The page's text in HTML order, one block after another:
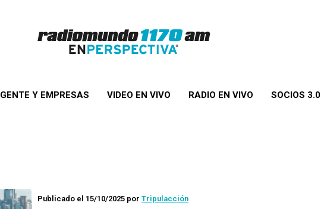
GENTE Y EMPRESAS VIDEO EN VIVO RADIO EN VIVO SOCIOS 3.0
Publicado el 15/10/2025 por Tripulacción